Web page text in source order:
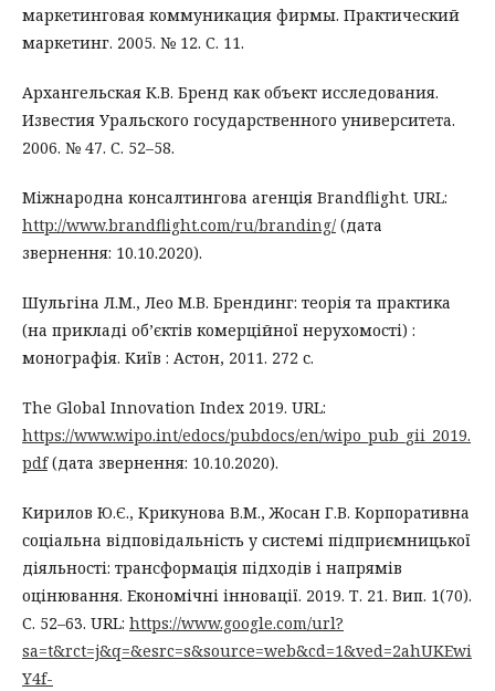
маркетинговая коммуникация фирмы. Практический
маркетинг. 2005. № 12. С. 11.
Архангельская К.В. Бренд как объект исследования.
Известия Уральского государственного университета.
2006. № 47. С. 52–58.
Міжнародна консалтингова агенція Brandflight. URL:
http://www.brandflight.com/ru/branding/ (дата
звернення: 10.10.2020).
Шульгіна Л.М., Лео М.В. Брендинг: теорія та практика
(на прикладі об’єктів комерційної нерухомості) :
монографія. Київ : Астон, 2011. 272 с.
The Global Innovation Index 2019. URL:
https://www.wipo.int/edocs/pubdocs/en/wipo_pub_gii_2019.
pdf(дата звернення: 10.10.2020).
Кирилов Ю.Є., Крикунова В.М., Жосан Г.В. Корпоративна
соціальна відповідальність у системі підприємницької
діяльності: трансформація підходів і напрямів
оцінювання. Економічні інновації. 2019. Т. 21. Вип. 1(70).
С. 52–63. URL: https://www.google.com/url?
sa=t&rct=j&q=&esrc=s&source=web&cd=1&ved=2ahUKEwi
Y4f-